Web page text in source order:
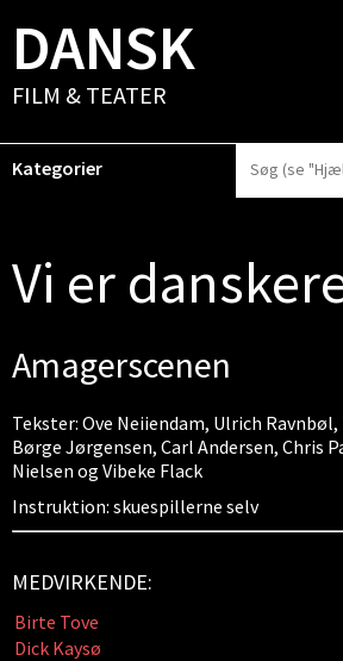
DANSK
FILM & TEATER
Kategorier
Vi er
Amagerscenen
Tekster: Ove Neiiendam, Ulrich
Børge Jørgensen, Carl Andersen, Chris
Nielsen og Vibeke Flack
Instruktion: skuespillerne selv
MEDVIRKENDE:
Birte Tove
Dick Kaysø